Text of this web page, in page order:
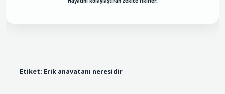
Etiket: Erik anavatanı neresidir